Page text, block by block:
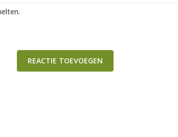
REACTIE TOEVOEGEN